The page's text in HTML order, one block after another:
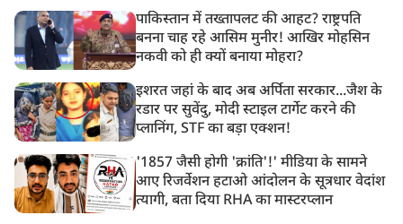
पाकिस्तान में तख्तापलट की आहट? राष्ट्रपति
बनना चाह रहे आसिम मुनीर! आखिर मोहसिन
नकवी को ही क्यों बनाया मोहरा?
इशरत जहां के बाद अब अर्पिता सरकार...जैश के
रडार पर सुवेंदु, मोदी स्टाइल टार्गेट करने की
प्लानिंग, STF का बड़ा एक्शन!
'1857 जैसी होगी 'क्रांति'!' मीडिया के सामने
आए रिजर्वेशन हटाओ आंदोलन के सूत्रधार वेदांश
त्यागी, बता दिया RHA का मास्टरप्लान